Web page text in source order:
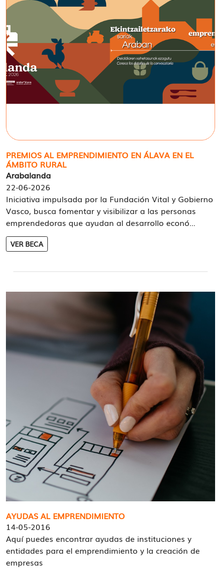
PREMIOS AL EMPRENDIMIENTO EN ÁLAVA EN EL
ÁMBITO RURAL
Arabalanda
22-06-2026
Iniciativa impulsada por la Fundación Vital y Gobierno
Vasco, busca fomentar y visibilizar a las personas
emprendedoras que ayudan al desarrollo econó...
VER BECA
AYUDAS AL EMPRENDIMIENTO
14-05-2016
Aquí puedes encontrar ayudas de instituciones y
entidades para el emprendimiento y la creación de
empresas